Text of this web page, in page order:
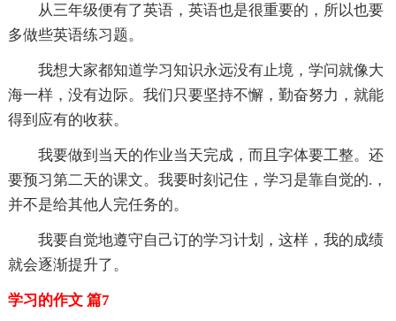
从三年级便有了英语，英语也是很重要的，所以也要
多做些英语练习题。
我想大家都知道学习知识永远没有止境，学问就像大
海一样，没有边际。我们只要坚持不懈，勤奋努力，就能
得到应有的收获。
我要做到当天的作业当天完成，而且字体要工整。还
要预习第二天的课文。我要时刻记住，学习是靠自觉的.，
并不是给其他人完任务的。
我要自觉地遵守自己订的学习计划，这样，我的成绩
就会逐渐提升了。
学习的作文 篇7